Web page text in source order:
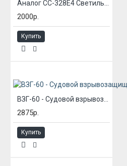
2000р.
Купить
2875р.
Купить